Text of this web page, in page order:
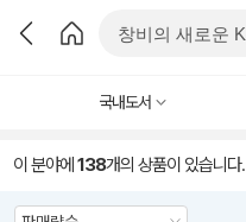
국내도서
이 분야에 138개의 상품이 있습니다.